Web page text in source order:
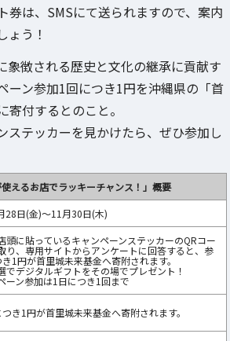
券は、SMSにて送られますので、案内
ょう！
象徴される歴史と文化の継承に貢献す
ーン参加1回につき1円を沖縄県の「首
寄付するとのこと。
ステッカーを見かけたら、ぜひ参加し
使えるお店でラッキーチャンス！」概要
28日(金)～11月30日(木)
頭に貼っているキャンペーンステッカーのQRコー
り、専用サイトからアンケートに回答すると、参
1円が首里城未来基金へ寄附されます。
でデジタルギフトをその場でプレゼント！
ーン参加は1日につき1回まで
き1円が首里城未来基金へ寄附されます。